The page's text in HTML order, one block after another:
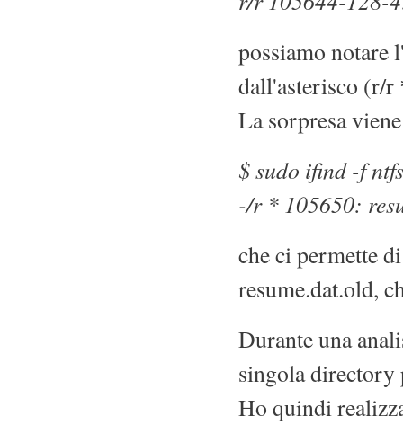
possiamo notare
dall'asterisco (r/
La sorpresa
$ sudo ifind -f
-/r * 105650:
che ci permette
resume.dat.old,
Durante una
singola directory
Ho quindi